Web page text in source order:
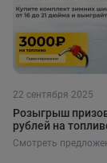
22 сентября 2025
Розыгрыш
рублей на
Смотреть